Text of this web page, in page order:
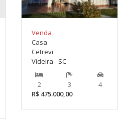
Venda
Casa
Cetrevi
Videira - SC
2 3
4
R$ 475.000,00